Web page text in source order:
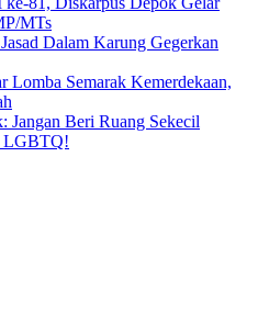
MTs
Dalam Karung Gegerkan
Lomba Semarak Kemerdekaan,
Beri Ruang Sekecil
LGBTQ!